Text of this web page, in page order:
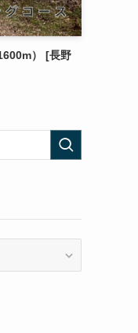
） [長野